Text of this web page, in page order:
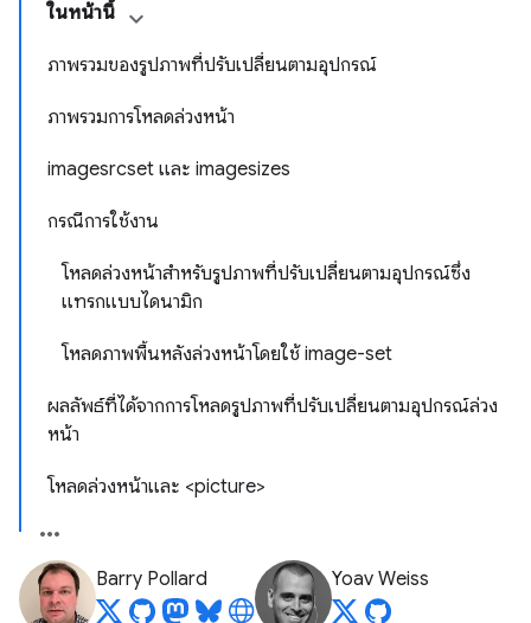
ในหน้านี้
ภาพรวมของรูปภาพที่ปรับเปลี่ยนตามอุปกรณ์
ภาพรวมการโหลดล่วงหน้า
imagesrcset และ imagesizes
กรณีการใช้งาน
โหลดล่วงหน้าสำหรับรูปภาพที่ปรับเปลี่ยนตามอุปกรณ์ซึ่ง
แทรกแบบไดนามิก
โหลดภาพพื้นหลังล่วงหน้าโดยใช้ image-set
ผลลัพธ์ที่ได้จากการโหลดรูปภาพที่ปรับเปลี่ยนตามอุปกรณ์ล่วง
หน้า
โหลดล่วงหน้าและ <picture>
Barry Pollard Yoav Weiss